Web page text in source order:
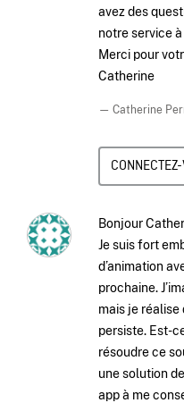
avez des
notre service
Merci pour
Catherine
— Catherine
Bonjour
Je suis fort
d’animation
prochaine.
mais je réalise
persiste. Est-
résoudre ce
une solution
app à me